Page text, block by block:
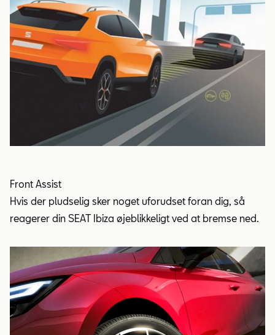
Front Assist
Hvis der pludselig sker noget uforudset foran dig, så
reagerer din SEAT Ibiza øjeblikkeligt ved at bremse ned.